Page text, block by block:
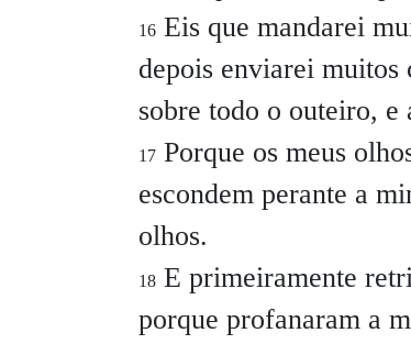
16 Eis que mandarei
depois enviarei muitos
sobre todo o outeiro, e
17 Porque os meus
escondem perante a
olhos.
18 E primeiramente
porque profanaram a